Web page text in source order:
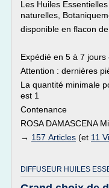
Les Huiles
naturelles,
disponible en flacon de
Expédié en 5 à 7 jours
Attention : dernières
La quantité minimale
est 1
Contenance
ROSA DAMASCENA
→ 157 Articles (et 11
DIFFUSEUR HUILES